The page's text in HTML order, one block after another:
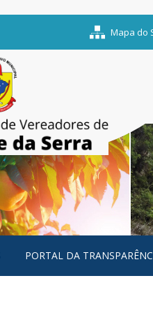
Mapa do
PORTAL DA